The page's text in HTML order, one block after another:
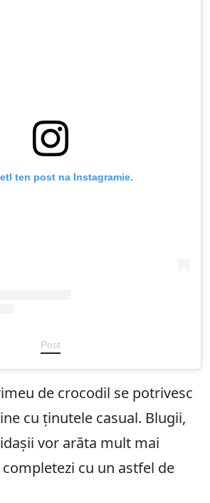
ten post na Instagramie.
Post
de crocodil se potrivesc
cu ținutele casual. Blugii,
vor arăta mult mai
cu un astfel de